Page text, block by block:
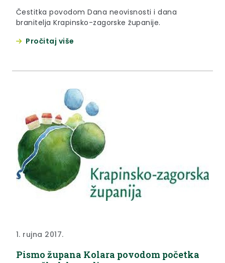
Čestitka povodom Dana neovisnosti i dana
branitelja Krapinsko-zagorske županije.
Pročitaj više
1. rujna 2017.
Pismo župana Kolara povodom početka